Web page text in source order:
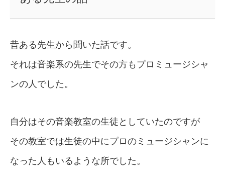
昔ある先生から聞いた話です。
それは音楽系の先生でその方もプロミュージシャ
ンの人でした。
自分はその音楽教室の生徒としていたのですが
その教室では生徒の中にプロのミュージシャンに
なった人もいるような所でした。